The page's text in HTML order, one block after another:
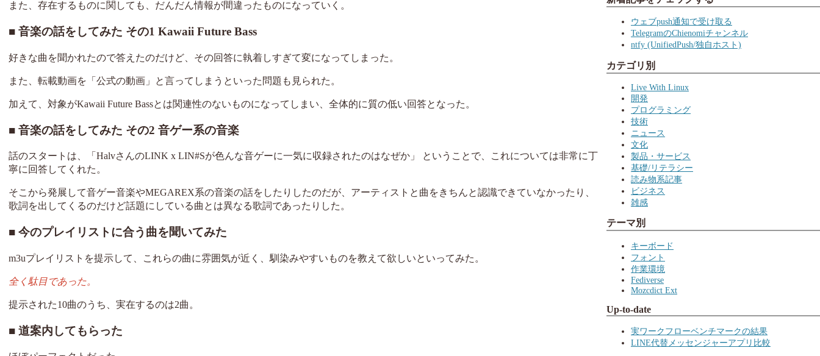
また、存在するものに関しても、だんだん情報が間違ったものになっていく。
音楽の話をしてみた その1 Kawaii Future Bass
好きな曲を聞かれたので答えたのだけど、その回答に執着しすぎて変になってしまった。
また、転載動画を「公式の動画」と言ってしまうといった問題も見られた。
加えて、対象がKawaii Future Bassとは関連性のないものになってしまい、全体的に質の低い回答となった。
音楽の話をしてみた その2 音ゲー系の音楽
話のスタートは、「HalvさんのLINK x LIN#Sが色んな音ゲーに一気に収録されたのはなぜか」 ということで、これについては非常に丁
寧に回答してくれた。
そこから発展して音ゲー音楽やMEGAREX系の音楽の話をしたりしたのだが、アーティストと曲をきちんと認識できていなかったり、
歌詞を出してくるのだけど話題にしている曲とは異なる歌詞であったりした。
今のプレイリストに合う曲を聞いてみた
m3uプレイリストを提示して、これらの曲に雰囲気が近く、馴染みやすいものを教えて欲しいといってみた。
全く駄目であった。
提示された10曲のうち、実在するのは2曲。
道案内してもらった
ウェブpush通知で受け取る
TelegramのChienomiチャンネル
ntfy (UnifiedPush/独自ホスト)
カテゴリ別
Live With Linux
開発
プログラミング
技術
ニュース
文化
製品・サービス
基礎/リテラシー
読み物系記事
ビジネス
雑感
テーマ別
キーボード
フォント
作業環境
Fediverse
Mozcdict Ext
Up-to-date
実ワークフローベンチマークの結果
LINE代替メッセンジャーアプリ比較